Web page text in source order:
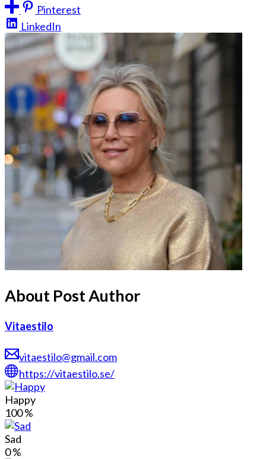
Pinterest
LinkedIn
About Post Author
Vitaestilo
vitaestilo@gmail.com
https://vitaestilo.se/
Happy
100%
Sad
0%